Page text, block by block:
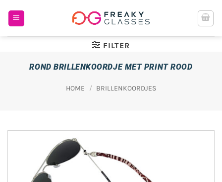
naar
FILTER
ROND BRILLENKOORDJE MET PRINT ROOD
HOME / BRILLENKOORDJES